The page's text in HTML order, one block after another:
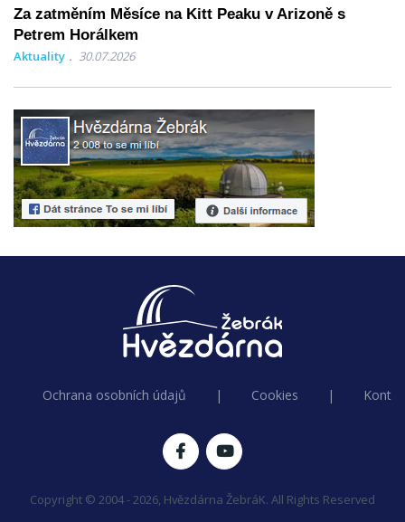
Za zatměním Měsíce na Kitt Peaku v Arizoně s
Petrem Horálkem
Aktuality 30.07.2026
Ochrana osobních údajů | Cookies |
Copyright © 2004 - 2026, Hvězdárna ŽebráK. All Rights Reserved